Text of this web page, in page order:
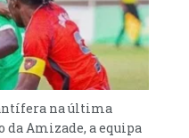
na última
da Amizade, a equipa